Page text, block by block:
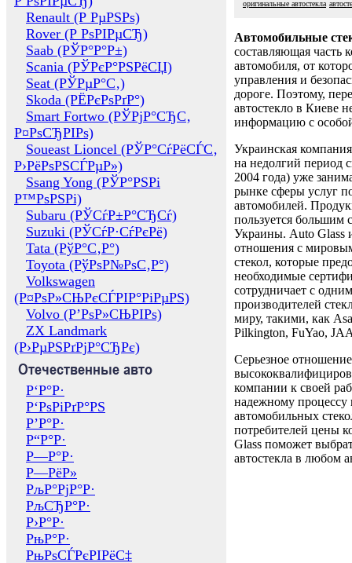
Renault (Р РµРЅРѕ)
Rover (Р РѕРІРµСЂ)
Saab (РЎР°Р°Р±)
Scania (РЎРєР°РЅРёСЏ)
Seat (РЎРµР°С‚)
Skoda (РЁРєРѕРґР°)
Smart Fortwo (РЎРјР°СЂС‚
Р¤РѕСЂРІРѕ)
Soueast Lioncel (РЎР°СѓРёСЃС‚
Р›РёРѕРЅСЃРµР»)
Ssang Yong (РЎР°РЅРі
Р™РѕРЅРі)
Subaru (РЎСѓР±Р°СЂСѓ)
Suzuki (РЎСѓР·СѓРєРё)
Tata (РўР°С‚Р°)
Toyota (РўРѕР№РѕС‚Р°)
Volkswagen
(Р¤РѕР»СЊРєСЃРІР°РіРµРЅ)
Volvo (Р’РѕР»СЊРІРѕ)
ZX Landmark
(Р›РµРЅРґРјР°СЂРє)
Отечественные авто
Р‘Р°Р·
Р‘РѕРіРґР°РЅ
Р’Р°Р·
Р“Р°Р·
Р—Р°Р·
Р—РёР»
РљР°РјР°Р·
РљСЂР°Р·
Р›Р°Р·
РњР°Р·
РњРѕСЃРєРІРёС‡
оригинальные автостекла
Автомобильные
составляющая часть
автомобиля, от
управления и
дороге. Поэтому,
автостекло в Киеве
информацию с
Украинская
на недолгий период
2004 года) уже
рынке сферы услуг
автомобилей.
пользуется большим
Украины. Auto Glass
отношения с
стекол, которые
необходимые
сотрудничает с
производителей
миру, такими, как
Pilkington, FuYao,
Серьезное отношение
компании к своей
надежному процессу
автомобильных
потребителей цены
Glass поможет
автостекла в любом